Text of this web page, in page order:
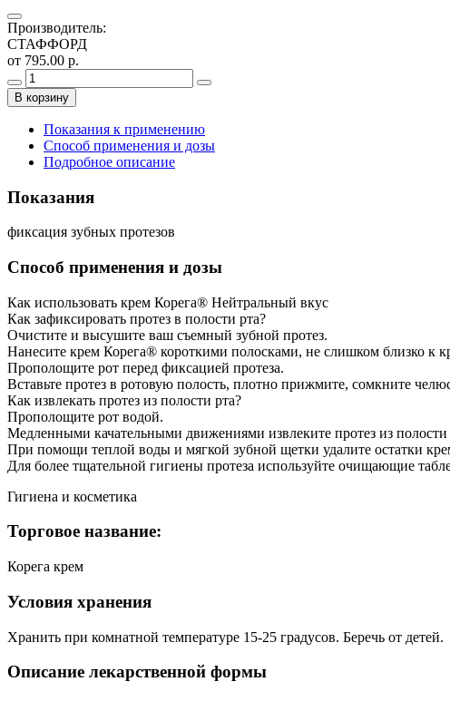
Производитель:
СТАФФОРД
от 795.00 р.
В корзину
Показания к применению
Способ применения и дозы
Подробное описание
Показания
фиксация зубных протезов
Способ применения и дозы
Как использовать крем Корега® Hейтральный вкус
Как зафиксировать протез в полости рта?
Очистите и высушите ваш съемный зубной протез.
Нанесите крем Корега® короткими полосками, не слишком близко к
Прополощите рот перед фиксацией протеза.
Вставьте протез в ротовую полость, плотно прижмите, сомкните
Как извлекать протез из полости рта?
Прополощите рот водой.
Медленными качательными движениями извлеките протез из
При помощи теплой воды и мягкой зубной щетки удалите остатки
Для более тщательной гигиены протеза используйте очищающие
Гигиена и косметика
Торговое название:
Корега крем
Условия хранения
Хранить при комнатной температуре 15-25 градусов. Беречь от детей.
Описание лекарственной формы